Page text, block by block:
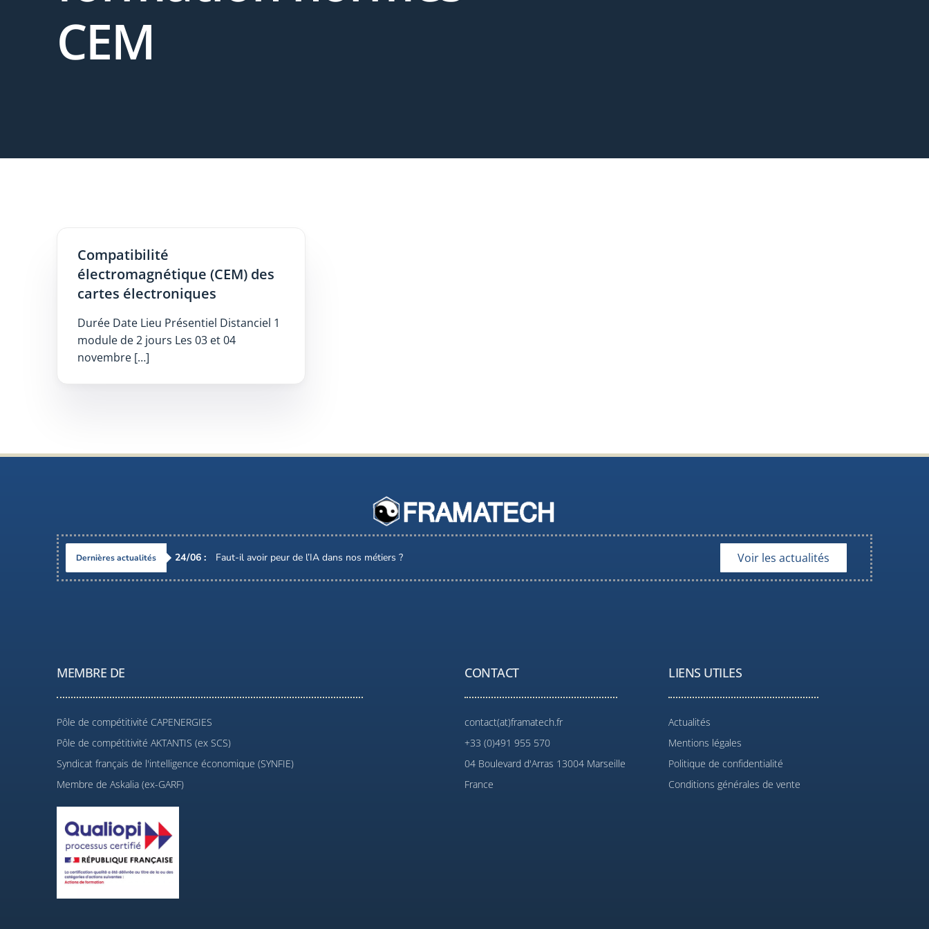
CEM
Compatibilité
électromagnétique (CEM) des
cartes électroniques
Durée Date Lieu Présentiel Distanciel 1
module de 2 jours Les 03 et 04
novembre […]
Dernières actualités 24/06 : Faut-il avoir peur de l’IA dans nos métiers ? Voir les actualités
MEMBRE DE
Pôle de compétitivité CAPENERGIES
Pôle de compétitivité AKTANTIS (ex SCS)
Syndicat français de l'intelligence économique (SYNFIE)
Membre de Askalia (ex-GARF)
CONTACT
contact(at)framatech.fr
+33 (0)491 955 570
04 Boulevard d'Arras 13004 Marseille
France
LIENS UTILES
Actualités
Mentions légales
Politique de confidentialité
Conditions générales de vente